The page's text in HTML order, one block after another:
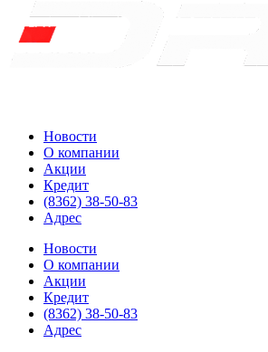
Новости
О компании
Акции
Кредит
(8362) 38-50-83
Адрес
Новости
О компании
Акции
Кредит
(8362) 38-50-83
Адрес